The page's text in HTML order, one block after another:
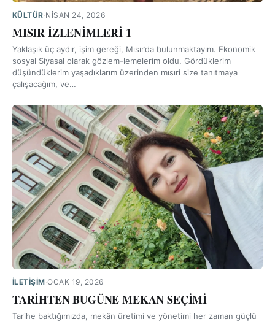
KÜLTÜR·NISAN 24, 2026
MISIR İZLENİMLERİ 1
Yaklaşık üç aydır, işim gereği, Mısır’da bulunmaktayım. Ekonomik
sosyal Siyasal olarak gözlem-lemelerim oldu. Gördüklerim
düşündüklerim yaşadıklarım üzerinden mısıri size tanıtmaya
çalışacağım, ve…
İLETIŞIM·OCAK 19, 2026
TARİHTEN BUGÜNE MEKAN SEÇİMİ
Tarihe baktığımızda, mekân üretimi ve yönetimi her zaman güçlü